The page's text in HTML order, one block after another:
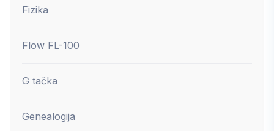
Fizika
Flow FL-100
G tačka
Genealogija